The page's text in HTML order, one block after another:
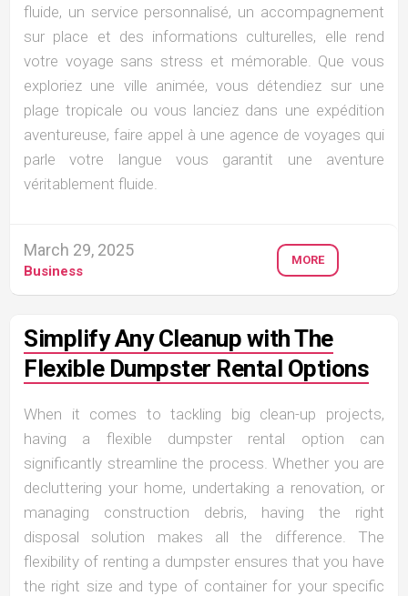
fluide, un service personnalisé, un accompagnement
sur place et des informations culturelles, elle rend
votre voyage sans stress et mémorable. Que vous
exploriez une ville animée, vous détendiez sur une
plage tropicale ou vous lanciez dans une expédition
aventureuse, faire appel à une agence de voyages qui
parle votre langue vous garantit une aventure
véritablement fluide.
March 29, 2025
Business
MORE
Simplify Any Cleanup with The
Flexible Dumpster Rental Options
When it comes to tackling big clean-up projects,
having a flexible dumpster rental option can
significantly streamline the process. Whether you are
decluttering your home, undertaking a renovation, or
managing construction debris, having the right
disposal solution makes all the difference. The
flexibility of renting a dumpster ensures that you have
the right size and type of container for your specific